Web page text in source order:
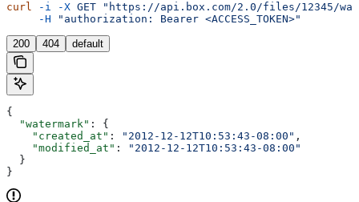
curl -i -X GET "https://api.box.com/2.0/files/12345/
     -H
"authorization: Bearer <ACCESS_TOKEN>"
200 404 default
{
  "watermark"
: {
    "created_at"
: "2012-12-12T10:53:43-08:00" ,
    "modified_at"
:
"2012-12-12T10:53:43-08:00"
  }
}